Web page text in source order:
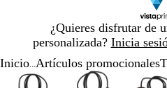
¿Quieres disfrutar de
personalizada? Inicia
1
Inicio Artículos promocionales
Imagen
Acercado
Haz
Utiliza
Imagen
Acercado
Haz
Utiliza
Diapositiva